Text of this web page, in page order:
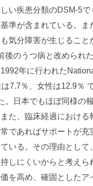
い疾患分類のDSM-5
準が含まれている。
気分障害が生じるこ
後のうつ病と改められ
年に行われた
7.7％、女性は12.9％
。日本でもほぼ同様の
た、臨床経過におけ
であればサポートが
いる。その理由とし
しにくいからと考え
を高め、確固とした